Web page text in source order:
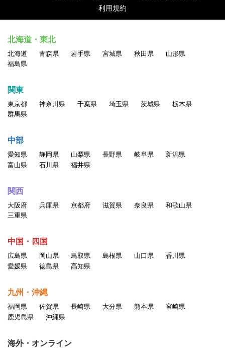
利用規約
北海道・東北
北海道 青森県 岩手県 宮城県 秋田県
山形県
福島県
関東
東京都 神奈川県 千葉県 埼玉県 茨城県
栃木県
群馬県
中部
愛知県 静岡県 山梨県 長野県 岐阜県
新潟県
富山県
石川県 福井県
関西
大阪府 兵庫県 京都府 滋賀県 奈良県
和歌山県
三重県
中国・四国
広島県 岡山県 鳥取県 島根県 山口県
香川県
愛媛県
徳島県 高知県
九州・沖縄
福岡県 佐賀県 長崎県 大分県 熊本県
宮崎県
鹿児島県
沖縄県
海外・オンライン